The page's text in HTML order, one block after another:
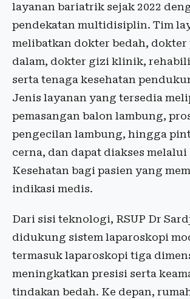
layanan bariatrik sejak 2022
pendekatan multidisiplin. Tim
melibatkan dokter bedah,
dalam, dokter gizi klinik,
serta tenaga kesehatan
Jenis layanan yang tersedia
pemasangan balon lambung,
pengecilan lambung, hingga
cerna, dan dapat diakses melalui
Kesehatan bagi pasien yang
indikasi medis.
Dari sisi teknologi, RSUP Dr
didukung sistem laparoskopi
termasuk laparoskopi tiga
meningkatkan presisi serta
tindakan bedah. Ke depan,